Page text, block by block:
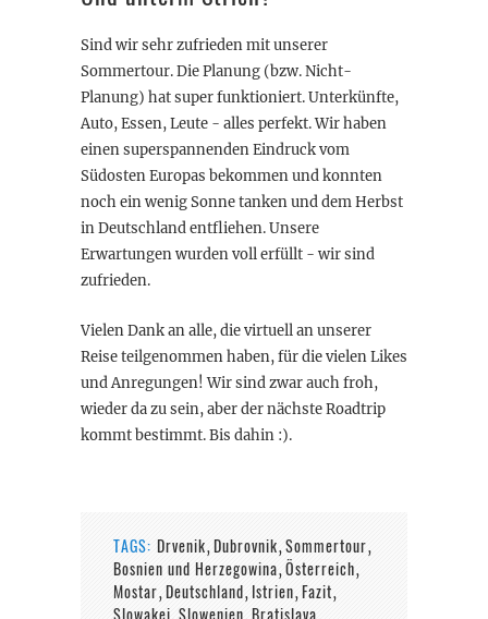
Sind wir sehr zufrieden mit unserer
Sommertour. Die Planung (bzw. Nicht-
Planung) hat super funktioniert. Unterkünfte,
Auto, Essen, Leute - alles perfekt. Wir haben
einen superspannenden Eindruck vom
Südosten Europas bekommen und konnten
noch ein wenig Sonne tanken und dem Herbst
in Deutschland entfliehen. Unsere
Erwartungen wurden voll erfüllt - wir sind
zufrieden.
Vielen Dank an alle, die virtuell an unserer
Reise teilgenommen haben, für die vielen Likes
und Anregungen! Wir sind zwar auch froh,
wieder da zu sein, aber der nächste Roadtrip
kommt bestimmt. Bis dahin :).
TAGS: Drvenik,Dubrovnik,Sommertour,
Bosnien und Herzegowina,Österreich,
Mostar,Deutschland, Istrien,Fazit,
Slowakei Slowenien Bratislava